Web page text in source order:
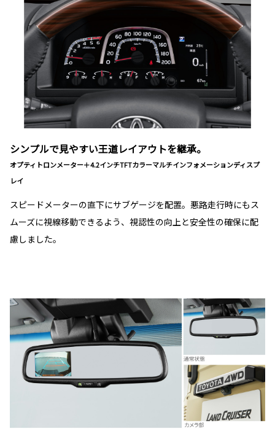
シンプルで見やすい王道レイアウトを継承。
オプティトロンメーター＋4.2インチTFTカラーマルチインフォメーションディスプ
レイ
スピードメーターの直下にサブゲージを配置。悪路走行時にもス
ムーズに視線移動できるよう、視認性の向上と安全性の確保に配
慮しました。